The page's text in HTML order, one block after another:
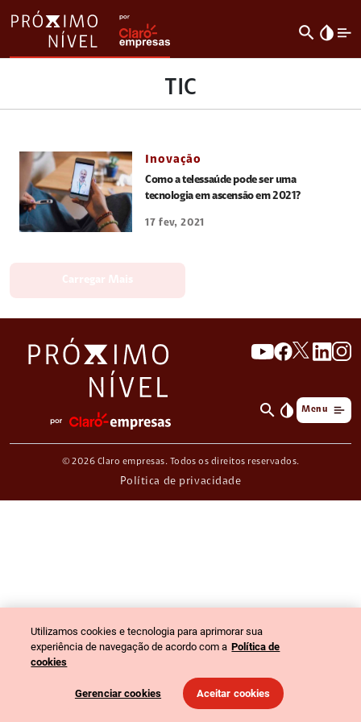
search invert_colors
TIC
Inovação
Como a telessaúde pode ser uma
tecnologia em ascensão em 2021?
17 fev, 2021
search invert_colors Menu
© 2026 Claro empresas. Todos os direitos reservados.
Política de privacidade
Utilizamos cookies e tecnologia para aprimorar sua
experiência de navegação de acordo com a Política de
cookies
Gerenciar cookies Aceitar cookies